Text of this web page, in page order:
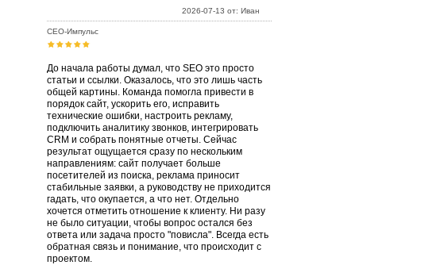
2026-07-13 от: Иван
СЕО-Импульс
До начала работы думал, что SEO это просто
статьи и ссылки. Оказалось, что это лишь часть
общей картины. Команда помогла привести в
порядок сайт, ускорить его, исправить
технические ошибки, настроить рекламу,
подключить аналитику звонков, интегрировать
CRM и собрать понятные отчеты. Сейчас
результат ощущается сразу по нескольким
направлениям: сайт получает больше
посетителей из поиска, реклама приносит
стабильные заявки, а руководству не приходится
гадать, что окупается, а что нет. Отдельно
хочется отметить отношение к клиенту. Ни разу
не было ситуации, чтобы вопрос остался без
ответа или задача просто "повисла". Всегда есть
обратная связь и понимание, что происходит с
проектом.